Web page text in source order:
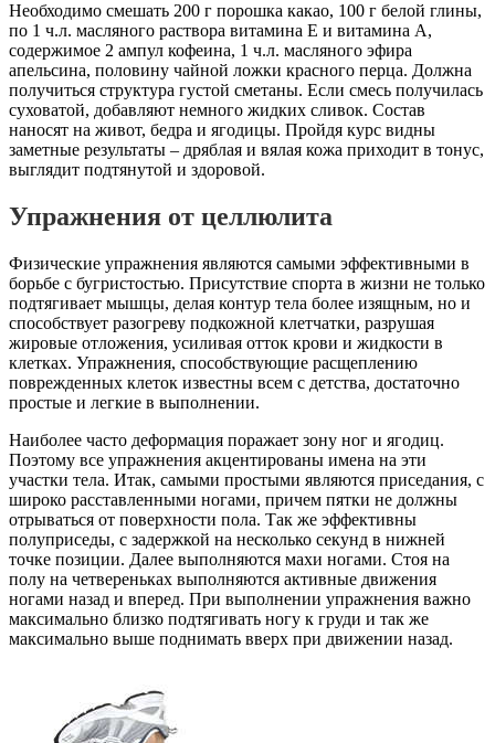
Необходимо смешать 200 г порошка какао, 100 г белой глины,
по 1 ч.л. масляного раствора витамина Е и витамина А,
содержимое 2 ампул кофеина, 1 ч.л. масляного эфира
апельсина, половину чайной ложки красного перца. Должна
получиться структура густой сметаны. Если смесь получилась
суховатой, добавляют немного жидких сливок. Состав
наносят на живот, бедра и ягодицы. Пройдя курс видны
заметные результаты – дряблая и вялая кожа приходит в тонус,
выглядит подтянутой и здоровой.
Упражнения от целлюлита
Физические упражнения являются самыми эффективными в
борьбе с бугристостью. Присутствие спорта в жизни не только
подтягивает мышцы, делая контур тела более изящным, но и
способствует разогреву подкожной клетчатки, разрушая
жировые отложения, усиливая отток крови и жидкости в
клетках. Упражнения, способствующие расщеплению
поврежденных клеток известны всем с детства, достаточно
простые и легкие в выполнении.
Наиболее часто деформация поражает зону ног и ягодиц.
Поэтому все упражнения акцентированы имена на эти
участки тела. Итак, самыми простыми являются приседания, с
широко расставленными ногами, причем пятки не должны
отрываться от поверхности пола. Так же эффективны
полуприседы, с задержкой на несколько секунд в нижней
точке позиции. Далее выполняются махи ногами. Стоя на
полу на четвереньках выполняются активные движения
ногами назад и вперед. При выполнении упражнения важно
максимально близко подтягивать ногу к груди и так же
максимально выше поднимать вверх при движении назад.